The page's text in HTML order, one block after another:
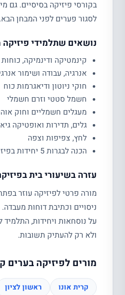
בקורסי פיזיקה בסיסיים. גם
לסגור פערים לפני המבחן הבא.
נושאים שתלמידי
קינמטיקה ודינמיקה, כוחות
אנרגיה, עבודה ושימור
חוקי ניוטון ודיאגרמות כוח
חשמל סטטי וזרם חשמלי
מעגלים חשמליים וחוק
גלים, תדירות ואופטיקה
לחץ, צפיפות וצפה
הכנה לבגרות 5 יחידות בפיזיקה
עזרה בשיעורי בית
מורה פרטי לפיזיקה עוזר
ניסויים וכתיבת דוחות
על נוסחאות ויחידות,
ולא רק להעתיק תשובות.
מורים לפיזיקה בערים
קרית אונו ראשון לציון